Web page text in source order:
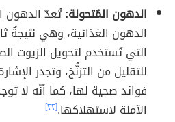
الدهون المُتحولة:تُعدّ الدهون
الدهون الغذائية، وهي نتيجةٌ
التي تُستخدم لتحويل الزيوت
للتقليل من التزنُّخ، وتجدر
فوائد صحية لها، كما أنّه لا
الآمنة لاستهلاكها.[٢٢]